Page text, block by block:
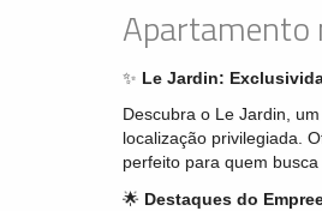
Apartamento
✨ Le Jardin:
Descubra o Le Jardin,
localização privilegiada.
perfeito para quem
🌟 Destaques do